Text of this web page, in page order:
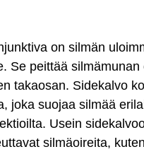
on silmän
Se peittää silmämunan
takaosan. Sidekalvo
joka suojaa silmää
Usein
silmäoireita, kuten